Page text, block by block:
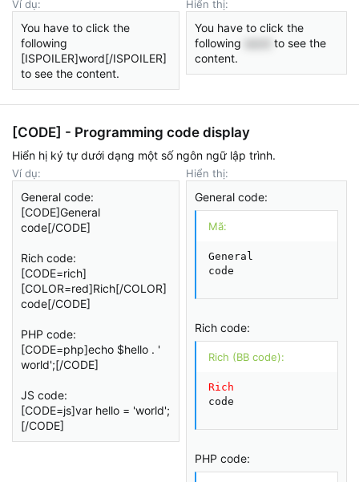
Ví dụ:
You have to click the
following
[ISPOILER]word[/ISPOILER]
to see the content.
Hiển thị:
You have to click the
following
to see the
content.
[CODE] - Programming code display
Hiển hị ký tự dưới dạng một số ngôn ngữ lập trình.
Ví dụ:
General code:
[CODE]General
code[/CODE]
Rich code:
[CODE=rich]
[COLOR=red]Rich[/COLOR]
code[/CODE]
PHP code:
[CODE=php]echo $hello . '
world';[/CODE]
JS code:
[CODE=js]var hello = 'world';
[/CODE]
Hiển thị:
General code:
Mã:
General
code
Rich code:
Rich (BB code):
Rich
code
PHP code: